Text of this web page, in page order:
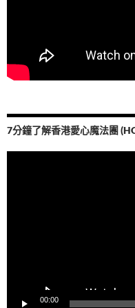
7分鐘了解香港愛心魔法團
00:00